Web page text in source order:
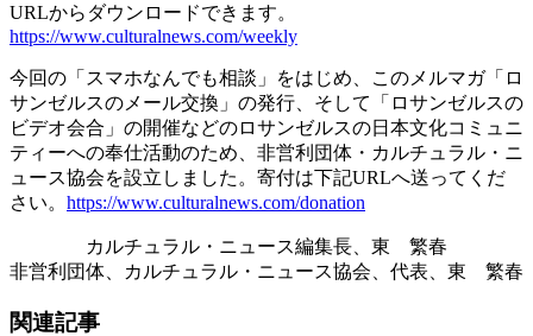
URLからダウンロードできます。
https://www.culturalnews.com/weekly
今回の「スマホなんでも相談」をはじめ、このメルマガ「ロ
サンゼルスのメール交換」の発行、そして「ロサンゼルスの
ビデオ会合」の開催などのロサンゼルスの日本文化コミュニ
ティーへの奉仕活動のため、非営利団体・カルチュラル・ニ
ュース協会を設立しました。寄付は下記URLへ送ってくだ
さい。 https://www.culturalnews.com/donation
カルチュラル・ニュース編集長、東 繁春
非営利団体、カルチュラル・ニュース協会、代表、東 繁春
関連記事